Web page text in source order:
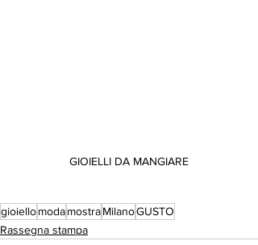
GIOIELLI DA MANGIARE
gioiellomodamostraMilanoGUSTO
Rassegna stampa